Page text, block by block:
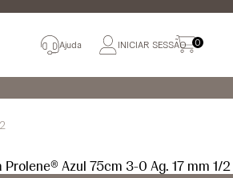
Ajuda INICIAR SESSÃO 0
Azul 75cm 3-0 Ag. 17 mm 1/2